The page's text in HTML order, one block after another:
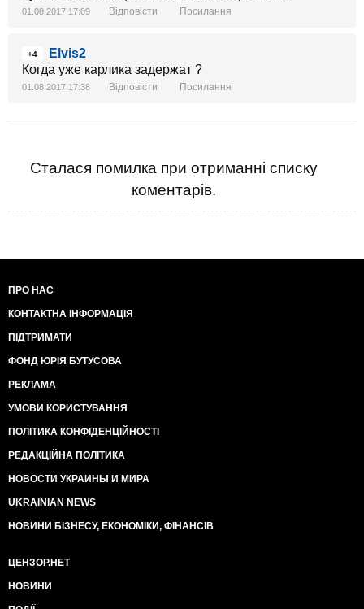
01.08.2017 17:09 Відповісти Посилання
+4
Elvis2
Когда уже карлика задержат ?
01.08.2017 17:38 Відповісти Посилання
Сталася помилка при отриманні списку
коментарів.
ПРО НАС
КОНТАКТНА ІНФОРМАЦІЯ
ПІДТРИМАТИ
ФОНД ЮРІЯ БУТУСОВА
РЕКЛАМА
УМОВИ КОРИСТУВАННЯ
ПОЛІТИКА КОНФІДЕНЦІЙНОСТІ
РЕДАКЦІЙНА ПОЛІТИКА
НОВОСТИ УКРАИНЫ И МИРА
UKRAINIAN NEWS
НОВИНИ БІЗНЕСУ, ЕКОНОМІКИ, ФІНАНСІВ
ЦЕНЗОР.НЕТ
НОВИНИ